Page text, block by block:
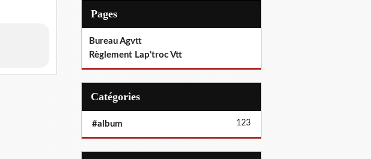
Pages
Bureau Agvtt
Règlement Lap'troc Vtt
Catégories
#album 123